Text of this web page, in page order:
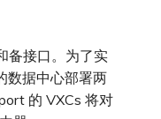
备接口。为了实
数据中心部署两
的 VXCs 将对